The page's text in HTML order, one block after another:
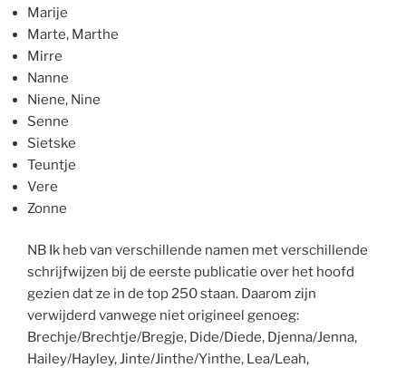
Marije
Marte, Marthe
Mirre
Nanne
Niene, Nine
Senne
Sietske
Teuntje
Vere
Zonne
NB Ik heb van verschillende namen met verschillende
schrijfwijzen bij de eerste publicatie over het hoofd
gezien dat ze in de top 250 staan. Daarom zijn
verwijderd vanwege niet origineel genoeg:
Brechje/Brechtje/Bregje, Dide/Diede, Djenna/Jenna,
Hailey/Hayley, Jinte/Jinthe/Yinthe, Lea/Leah,